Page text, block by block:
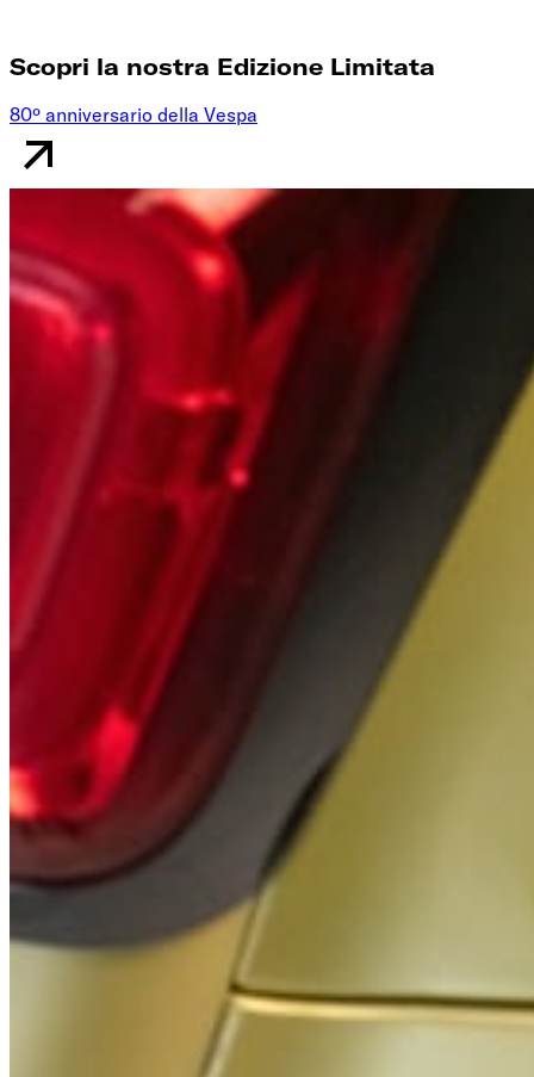
Scopri la nostra Edizione Limitata
80º anniversario della Vespa